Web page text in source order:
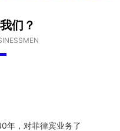
们？
年，对菲律宾业务了